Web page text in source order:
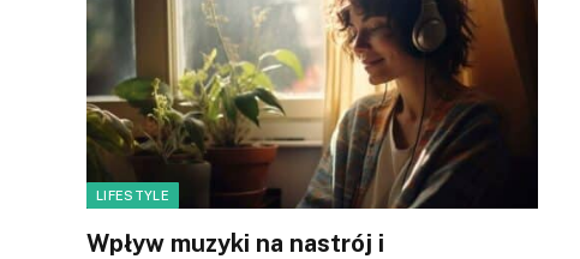
LIFESTYLE
Wpływ muzyki na nastrój i